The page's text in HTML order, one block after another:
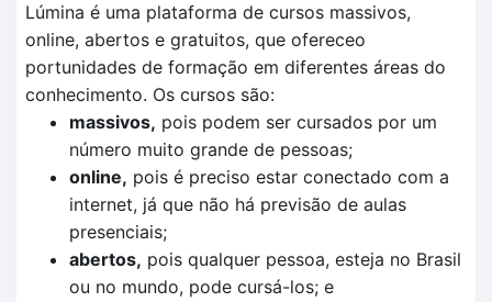
Lúmina é uma plataforma de cursos massivos,
online, abertos e gratuitos, que ofereceo
portunidades de formação em diferentes áreas do
conhecimento. Os cursos são:
massivos, pois podem ser cursados por um
número muito grande de pessoas;
online, pois é preciso estar conectado com a
internet, já que não há previsão de aulas
presenciais;
abertos, pois qualquer pessoa, esteja no Brasil
ou no mundo, pode cursá-los; e